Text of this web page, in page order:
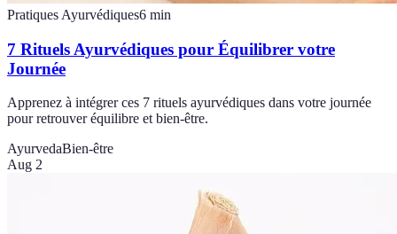
Pratiques Ayurvédiques6 min
7 Rituels Ayurvédiques pour Équilibrer votre
Journée
Apprenez à intégrer ces 7 rituels ayurvédiques dans votre journée
pour retrouver équilibre et bien-être.
AyurvedaBien-être
Aug 2